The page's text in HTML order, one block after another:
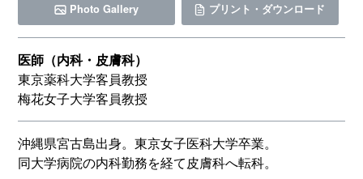
Photo Gallery プリント・ダウンロード
医師（内科・皮膚科）
東京薬科大学客員教授
梅花女子大学客員教授
沖縄県宮古島出身。東京女子医科大学卒業。
同大学病院の内科勤務を経て皮膚科へ転科。